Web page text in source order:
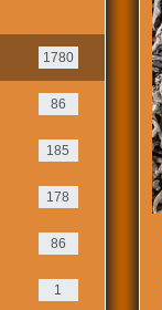
1780
86
185
178
86
1